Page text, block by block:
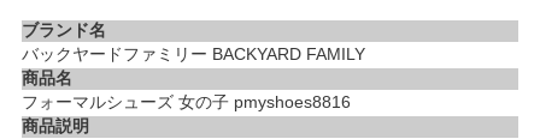
ブランド名
バックヤードファミリー BACKYARD FAMILY
商品名
フォーマルシューズ 女の子 pmyshoes8816
商品説明